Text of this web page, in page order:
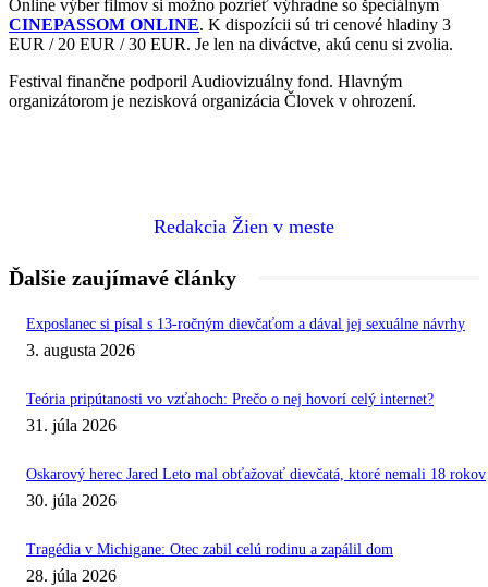
Online výber filmov si možno pozrieť výhradne so špeciálnym
CINEPASSOM ONLINE. K dispozícii sú tri cenové hladiny 3
EUR / 20 EUR / 30 EUR. Je len na diváctve, akú cenu si zvolia.
Festival finančne podporil Audiovizuálny fond. Hlavným
organizátorom je nezisková organizácia Človek v ohrození.
Redakcia Žien v meste
Ďalšie zaujímavé články
Exposlanec si písal s 13-ročným dievčaťom a dával jej sexuálne návrhy
3. augusta 2026
Teória pripútanosti vo vzťahoch: Prečo o nej hovorí celý internet?
31. júla 2026
Oskarový herec Jared Leto mal obťažovať dievčatá, ktoré nemali 18 rokov
30. júla 2026
Tragédia v Michigane: Otec zabil celú rodinu a zapálil dom
28. júla 2026